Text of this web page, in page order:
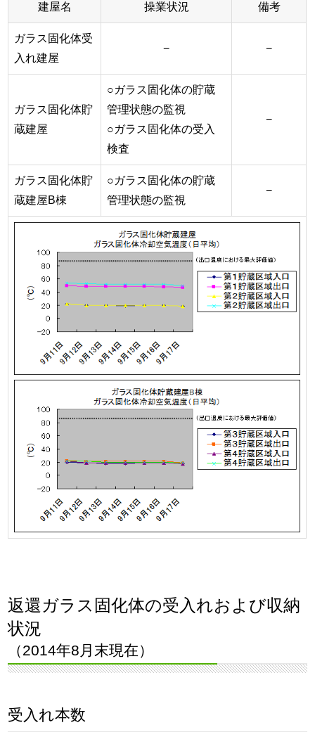
建屋名 操業状況 備考
ガラス固化体受
入れ建屋
− −
ガラス固化体貯
蔵建屋
○ガラス固化体の貯蔵
管理状態の監視
○ガラス固化体の受入
検査
−
ガラス固化体貯
蔵建屋B棟
○ガラス固化体の貯蔵
管理状態の監視
−
返還ガラス固化体の受入れおよび収納
状況
（2014年8月末現在）
受入れ本数